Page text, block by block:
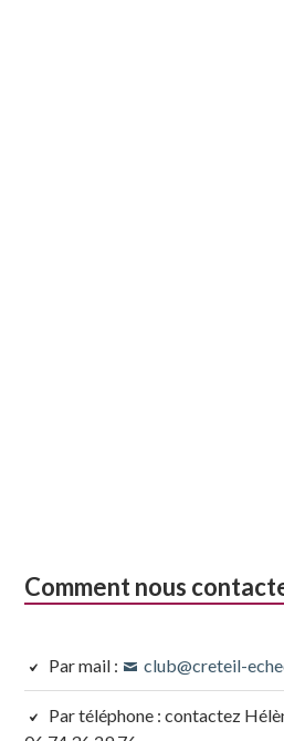
Comment nous
Par mail : club@creteil-
Par téléphone : contactez